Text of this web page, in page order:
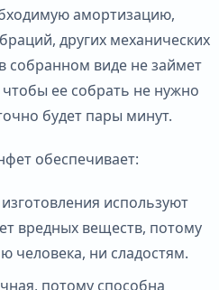
амортизацию,
других механических
собранном виде не займет
ее собрать не нужно
будет пары минут.
обеспечивает:
используют
вредных веществ, потому
человека, ни сладостям.
потому способна